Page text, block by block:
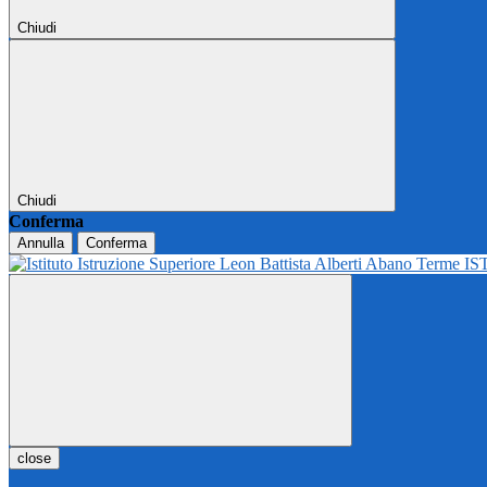
Chiudi
Chiudi
Conferma
Annulla Conferma
close